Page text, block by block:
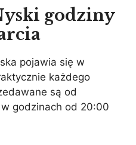
godziny
pojawia się w
każdego
są od
godzinach od 20:00